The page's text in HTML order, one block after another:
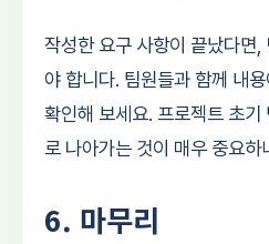
작성한 요구 사항이 끝났다면
야 합니다. 팀원들과 함께 내
확인해 보세요. 프로젝트 초
로 나아가는 것이 매우 중요하
6. 마무리